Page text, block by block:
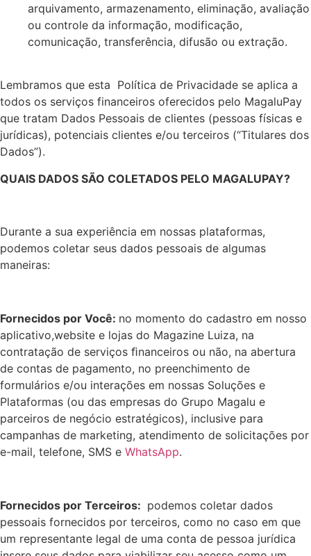
arquivamento, armazenamento, eliminação, avaliação
ou controle da informação, modificação,
comunicação, transferência, difusão ou extração.
Lembramos que esta Política de Privacidade se aplica a
todos os serviços financeiros oferecidos pelo MagaluPay
que tratam Dados Pessoais de clientes (pessoas físicas e
jurídicas), potenciais clientes e/ou terceiros (“Titulares dos
Dados”).
QUAIS DADOS SÃO COLETADOS PELO MAGALUPAY?
Durante a sua experiência em nossas plataformas,
podemos coletar seus dados pessoais de algumas
maneiras:
Fornecidos por Você: no momento do cadastro em nosso
aplicativo,website e lojas do Magazine Luiza, na
contratação de serviços ﬁnanceiros ou não, na abertura
de contas de pagamento, no preenchimento de
formulários e/ou interações em nossas Soluções e
Plataformas (ou das empresas do Grupo Magalu e
parceiros de negócio estratégicos), inclusive para
campanhas de marketing, atendimento de solicitações por
e-mail, telefone, SMS e WhatsApp.
Fornecidos por Terceiros: podemos coletar dados
pessoais fornecidos por terceiros, como no caso em que
um representante legal de uma conta de pessoa jurídica